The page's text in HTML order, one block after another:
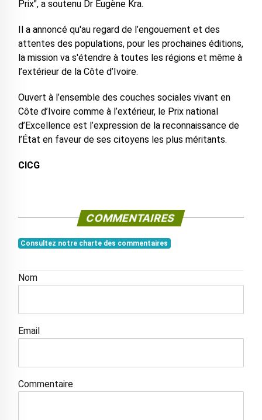
Prix", a soutenu Dr Eugène Kra.
Il a annoncé qu'au regard de l’engouement et des
attentes des populations, pour les prochaines éditions,
la mission va s'étendre à toutes les régions et même à
l’extérieur de la Côte d’Ivoire.
Ouvert à l’ensemble des couches sociales vivant en
Côte d’Ivoire comme à l’extérieur, le Prix national
d’Excellence est l’expression de la reconnaissance de
l’État en faveur de ses citoyens les plus méritants.
CICG
COMMENTAIRES
Consultez notre charte des commentaires
Nom
Email
Commentaire